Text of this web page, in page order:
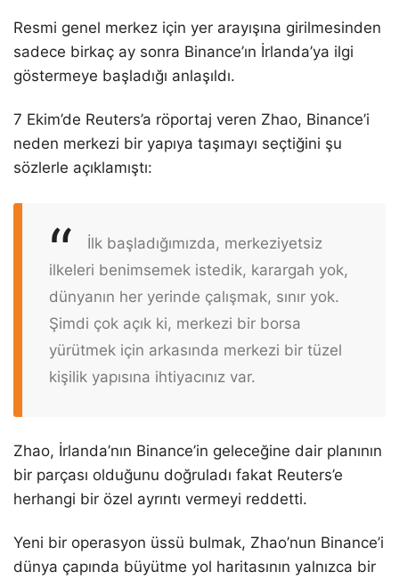
Resmi genel merkez için yer arayışına girilmesinden
sadece birkaç ay sonra Binance’ın İrlanda’ya ilgi
göstermeye başladığı anlaşıldı.
7 Ekim’de Reuters’a röportaj veren Zhao, Binance’i
neden merkezi bir yapıya taşımayı seçtiğini şu
sözlerle açıklamıştı:
İlk başladığımızda, merkeziyetsiz
ilkeleri benimsemek istedik, karargah yok,
dünyanın her yerinde çalışmak, sınır yok.
Şimdi çok açık ki, merkezi bir borsa
yürütmek için arkasında merkezi bir tüzel
kişilik yapısına ihtiyacınız var.
Zhao, İrlanda’nın Binance’in geleceğine dair planının
bir parçası olduğunu doğruladı fakat Reuters’e
herhangi bir özel ayrıntı vermeyi reddetti.
Yeni bir operasyon üssü bulmak, Zhao’nun Binance’i
dünya çapında büyütme yol haritasının yalnızca bir